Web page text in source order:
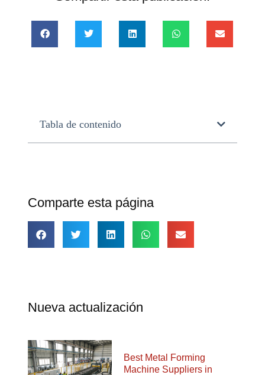
Tabla de contenido
Comparte esta página
Nueva actualización
Best Metal Forming
Machine Suppliers in